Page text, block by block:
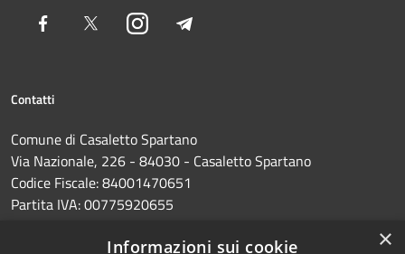
Facebook TwitterInstagram
Contatti
Comune di Casaletto Spartano
Via Nazionale, 226 - 84030 - Casaletto Spartano
Codice Fiscale: 84001470651
Partita IVA: 00775920655
Centralino Unico: 0973374285
×
Informazioni sui cookie